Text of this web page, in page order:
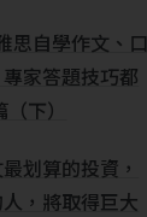
思自學作文、口
家答題技巧都
下）
划算的投資，
，將取得巨大